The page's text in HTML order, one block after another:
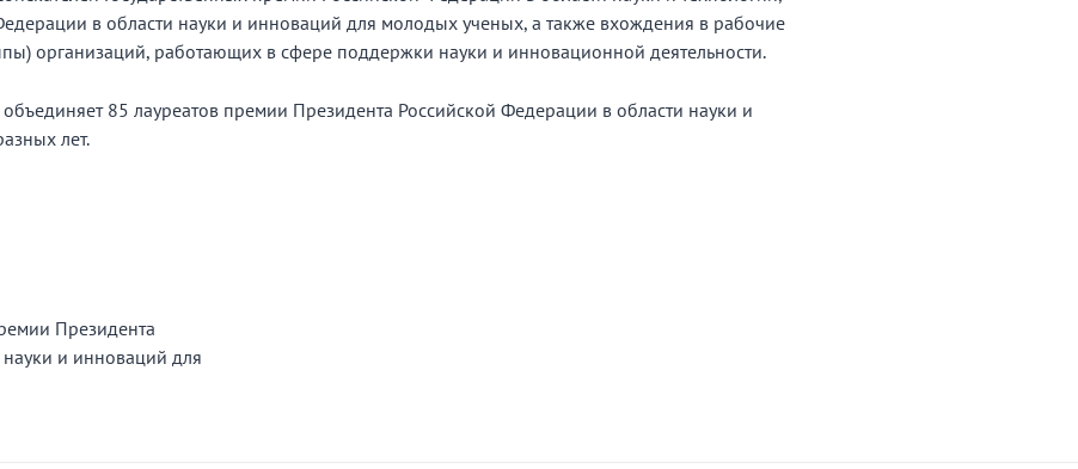
в области науки и инноваций для молодых ученых, а также вхождения в рабочие
организаций, работающих в сфере поддержки науки и инновационной деятельности.
85 лауреатов премии Президента Российской Федерации в области науки и
лет.
Президента
и инноваций для